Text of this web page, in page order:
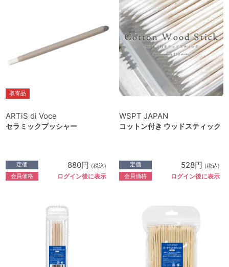
取寄品
ARTiS di Voce
セラミックプッシャー
定価 880円 (税込)
会員価格 ログイン後に表示
WSPT JAPAN
コットン付き ウッドスティック
定価 528円 (税込)
会員価格 ログイン後に表示